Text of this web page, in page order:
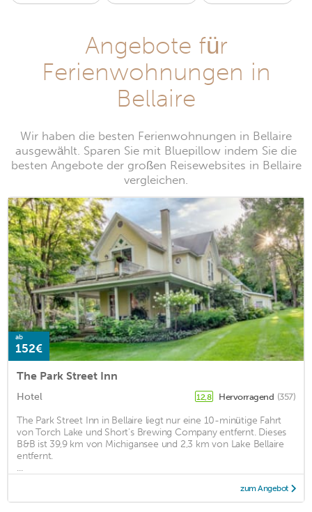
Angebote für
Ferienwohnungen in
Bellaire
Wir haben die besten Ferienwohnungen in Bellaire
ausgewählt. Sparen Sie mit Bluepillow indem Sie die
besten Angebote der großen Reisewebsites in Bellaire
vergleichen.
ab
152€
The Park Street Inn
Hotel 12,8 Hervorragend (357)
The Park Street Inn in Bellaire liegt nur eine 10-minütige Fahrt
von Torch Lake und Short's Brewing Company entfernt. Dieses
B&B ist 39,9 km von Michigansee und 2,3 km von Lake Bellaire
entfernt.
...
zum Angebot